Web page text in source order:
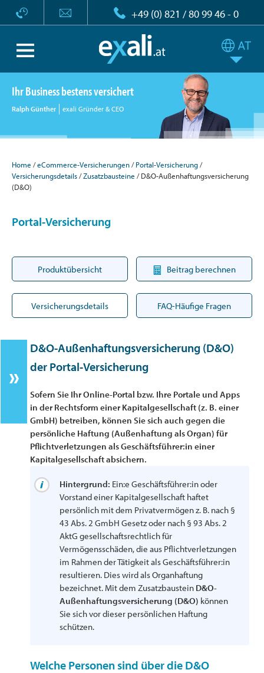
+49 (0) 821 / 80 99 46 - 0
Ihr Business bestens versichert
Ralph Günther exali Gründer & CEO
Home eCommerce-Versicherungen
Portal-Versicherung
Versicherungsdetails
Zusatzbausteine
D&O-Außenhaftungsversicherung
(D&O)
Portal-Versicherung
Produktübersicht Beitrag berechnen
Versicherungsdetails FAQ-Häufige Fragen
D&O-Außenhaftungsversicherung (D&O)
der Portal-Versicherung
Sofern Sie Ihr Online-Portal bzw. Ihre Portale und Apps
in der Rechtsform einer Kapitalgesellschaft (z. B. einer
GmbH) betreiben, können Sie sich auch gegen die
persönliche Haftung (Außenhaftung als Organ) für
Pflichtverletzungen als Geschäftsführer:in einer
Kapitalgesellschaft absichern.
Hintergrund: Ein:e Geschäftsführer:in oder
Vorstand einer Kapitalgesellschaft haftet
persönlich mit dem Privatvermögen z. B. nach §
43 Abs. 2 GmbH Gesetz oder nach § 93 Abs. 2
AktG gesellschaftsrechtlich für
Vermögensschäden, die aus Pflichtverletzungen
im Rahmen der Tätigkeit als Geschäftsführer:in
resultieren. Dies wird als Organhaftung
bezeichnet. Mit dem Zusatzbaustein D&O-
Außenhaftungsversicherung (D&O) können
Sie sich vor dieser persönlichen Haftung
schützen.
Welche Personen sind über die D&O